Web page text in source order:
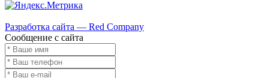
Разработка сайта — Red Company
Сообщение с сайта